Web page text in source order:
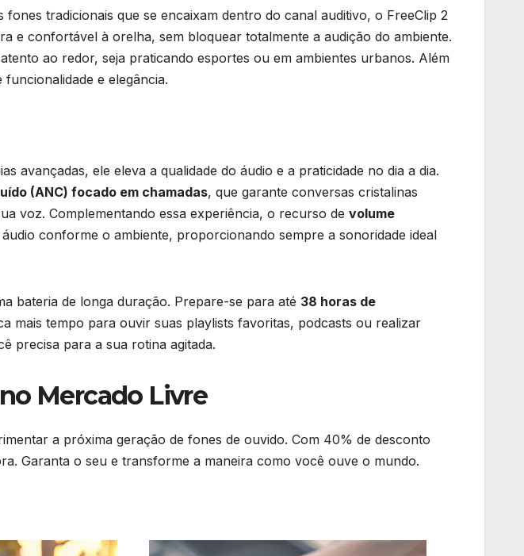
tradicionais que se encaixam dentro do canal auditivo, o FreeClip 2
e confortável à orelha, sem bloquear totalmente a audição do ambiente.
ao redor, seja praticando esportes ou em ambientes urbanos. Além
e elegância.
avançadas, ele eleva a qualidade do áudio e a praticidade no dia a dia.
(ANC) focado em chamadas, que garante conversas cristalinas
voz. Complementando essa experiência, o recurso de volume
conforme o ambiente, proporcionando sempre a sonoridade ideal
bateria de longa duração. Prepare-se para até 38 horas de
mais tempo para ouvir suas playlists favoritas, podcasts ou realizar
precisa para a sua rotina agitada.
Mercado Livre
a próxima geração de fones de ouvido. Com 40% de desconto
Garanta o seu e transforme a maneira como você ouve o mundo.